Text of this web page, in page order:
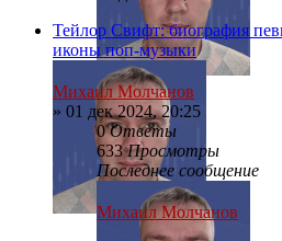
Тейлор Свифт: биография
иконы поп-музыки
Михаил Молчанов
» 01 дек 2024, 20:25
0Ответы
633Просмотры
Последнее сообщение
Михаил Молчанов